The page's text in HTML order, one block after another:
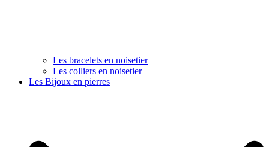
Les bracelets en noisetier
Les colliers en noisetier
Les Bijoux en pierres